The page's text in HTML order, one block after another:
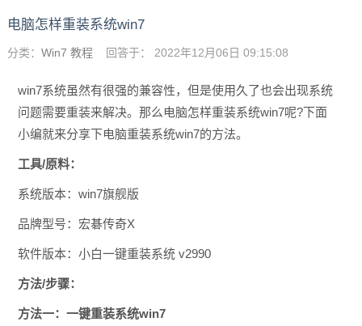
电脑怎样重装系统win7
分类： Win7 教程 回答于： 2022年12月06日 09:15:08
win7系统虽然有很强的兼容性，但是使用久了也会出现系统
问题需要重装来解决。那么电脑怎样重装系统win7呢?下面
小编就来分享下电脑重装系统win7的方法。
工具/原料：
系统版本：win7旗舰版
品牌型号：宏碁传奇X
软件版本：小白一键重装系统 v2990
方法/步骤：
方法一：一键重装系统win7